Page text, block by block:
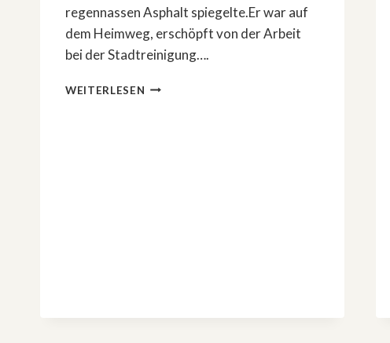
regennassen Asphalt spiegelte.Er war auf
dem Heimweg, erschöpft von der Arbeit
bei der Stadtreinigung….
WEITERLESEN DAS